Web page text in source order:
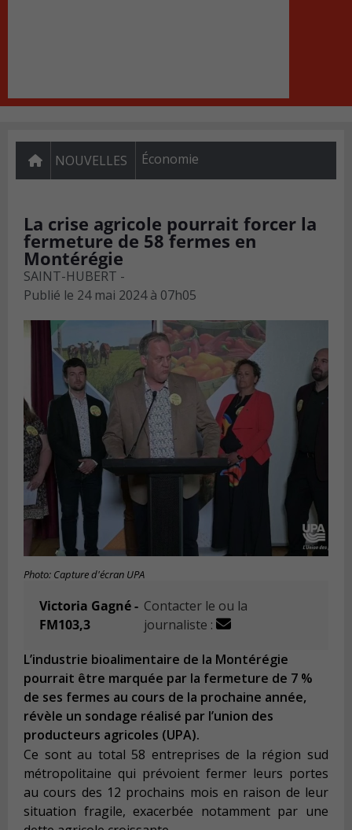
NOUVELLES Économie
La crise agricole pourrait forcer la
fermeture de 58 fermes en
Montérégie
SAINT-HUBERT -
Publié le 24 mai 2024 à 07h05
Photo: Capture d'écran UPA
Victoria Gagné -
FM103,3
Contacter le ou la
journaliste :
L’industrie bioalimentaire de la Montérégie
pourrait être marquée par la fermeture de 7 %
de ses fermes au cours de la prochaine année,
révèle un sondage réalisé par l’union des
producteurs agricoles (UPA).
Ce sont au total 58 entreprises de la région sud
métropolitaine qui prévoient fermer leurs portes
au cours des 12 prochains mois en raison de leur
situation fragile, exacerbée notamment par une